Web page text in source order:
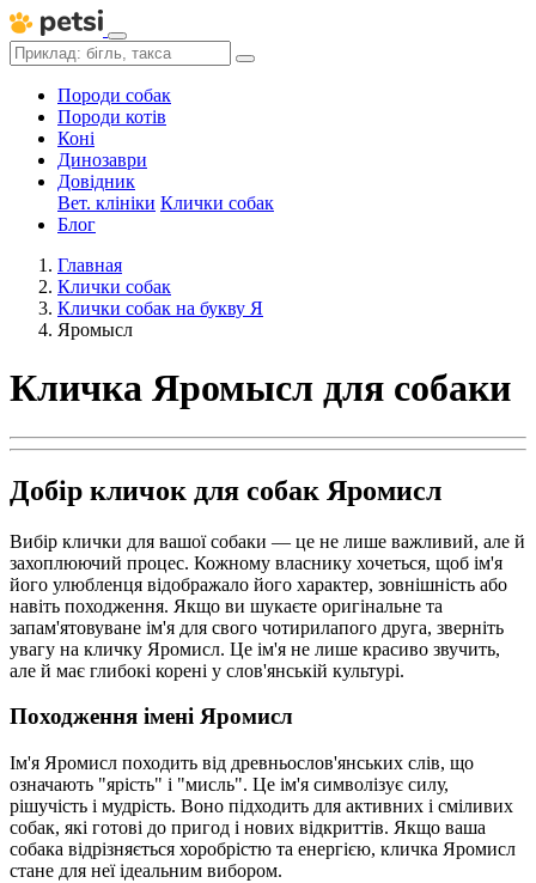
Породи собак
Породи котів
Коні
Динозаври
Довідник
Вет. клініки Клички собак
Блог
Главная
Клички собак
Клички собак на букву Я
Яромысл
Кличка Яромысл для собаки
Добір кличок для собак Яромисл
Вибір клички для вашої собаки — це не лише важливий, але й
захоплюючий процес. Кожному власнику хочеться, щоб ім'я
його улюбленця відображало його характер, зовнішність або
навіть походження. Якщо ви шукаєте оригінальне та
запам'ятовуване ім'я для свого чотирилапого друга, зверніть
увагу на кличку Яромисл. Це ім'я не лише красиво звучить,
але й має глибокі корені у слов'янській культурі.
Походження імені Яромисл
Ім'я Яромисл походить від древньослов'янських слів, що
означають "ярість" і "мисль". Це ім'я символізує силу,
рішучість і мудрість. Воно підходить для активних і сміливих
собак, які готові до пригод і нових відкриттів. Якщо ваша
собака відрізняється хоробрістю та енергією, кличка Яромисл
стане для неї ідеальним вибором.